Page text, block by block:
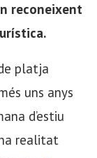
reconeixent
platja
uns anys
d’estiu
realitat